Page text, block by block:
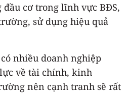
đầu cơ trong lĩnh vực BĐS,
sử dụng hiệu quả
nhiều doanh nghiệp
về tài chính, kinh
nên cạnh tranh sẽ rất